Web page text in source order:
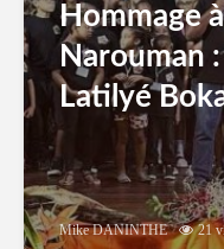
Hommage
Narouman
Latilyé
Mike DANINTHE 21